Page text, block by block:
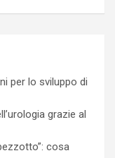
per lo sviluppo di
grazie al
cosa